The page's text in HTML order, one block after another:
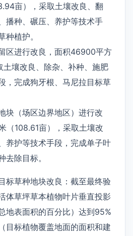
亩），采取土壤改良、翻
播种、碾压、养护等技术手
种植护。
区进行改良，面积46900平方
壤改良、除杂、补种、施肥
，完成狗牙根、马尼拉目标草
块（场区边界地区）进行改
（108.61亩），采取土壤改
养护等技术手段，完成单子叶
去除目标。
标草种地块改良：截至最终验
体草坪草本植物叶片垂直投影
地表面积的百分比）达到95%
目标植物覆盖地面的面积和建